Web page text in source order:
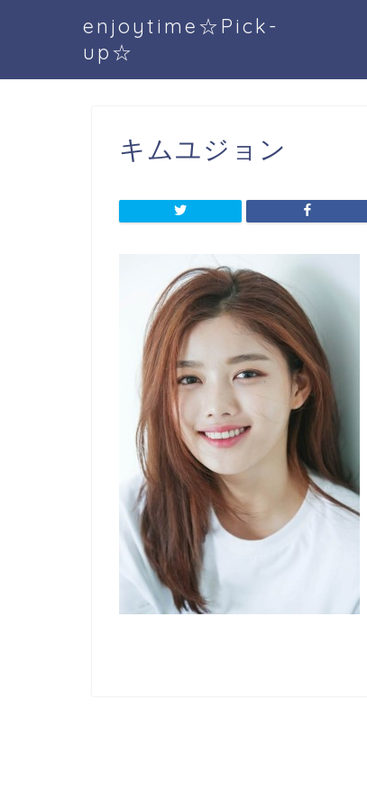
enjoytime☆Pick-
up☆
キムユジョン